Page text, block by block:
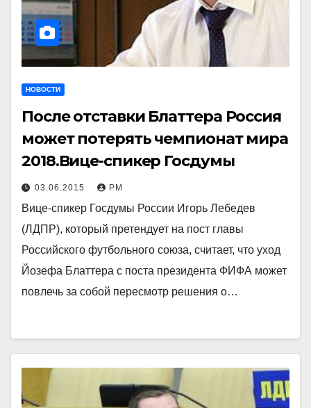
НОВОСТИ
После отставки Блаттера Россия
может потерять чемпионат мира
2018.Вице-спикер Госдумы
03.06.2015 РМ
Вице-спикер Госдумы России Игорь Лебедев
(ЛДПР), который претендует на пост главы
Российского футбольного союза, считает, что уход
Йозефа Блаттера с поста президента ФИФА может
повлечь за собой пересмотр решения о…